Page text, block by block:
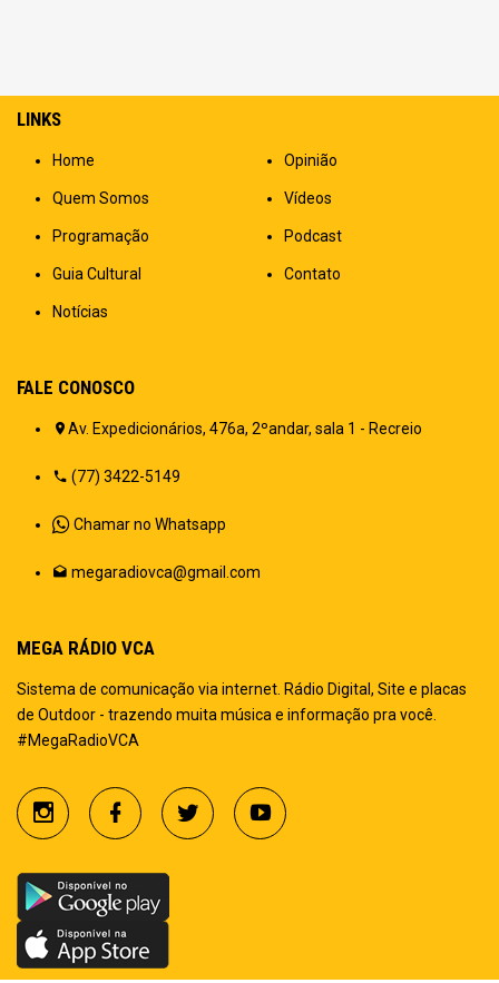
LINKS
Home
Quem Somos
Programação
Guia Cultural
Notícias
Opinião
Vídeos
Podcast
Contato
FALE CONOSCO
Av. Expedicionários, 476a, 2ºandar, sala 1 - Recreio
(77) 3422-5149
Chamar no Whatsapp
megaradiovca@gmail.com
MEGA RÁDIO VCA
Sistema de comunicação via internet. Rádio Digital, Site e placas
de Outdoor - trazendo muita música e informação pra você.
#MegaRadioVCA